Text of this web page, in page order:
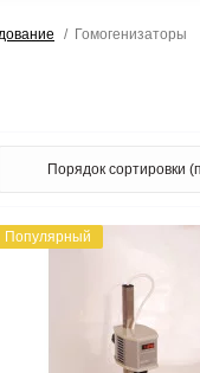
Гомогенизаторы
Популярный